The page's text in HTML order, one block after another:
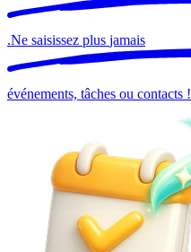
.Ne saisissez plus jamais
événements, tâches ou contacts !